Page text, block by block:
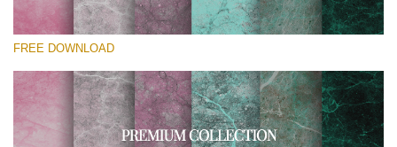
Por favor selecione
Small 800*533px
Real Marble
FREE DOWNLOAD